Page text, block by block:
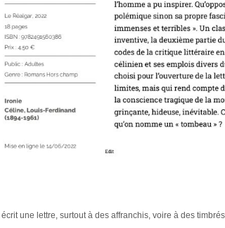
écrit une lettre, surtout à des affranchis, voire à des